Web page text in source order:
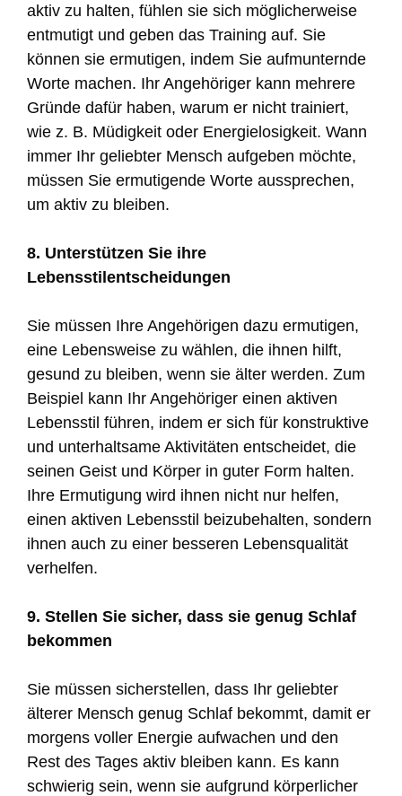
aktiv zu halten, fühlen sie sich möglicherweise
entmutigt und geben das Training auf. Sie
können sie ermutigen, indem Sie aufmunternde
Worte machen. Ihr Angehöriger kann mehrere
Gründe dafür haben, warum er nicht trainiert,
wie z. B. Müdigkeit oder Energielosigkeit. Wann
immer Ihr geliebter Mensch aufgeben möchte,
müssen Sie ermutigende Worte aussprechen,
um aktiv zu bleiben.
8. Unterstützen Sie ihre
Lebensstilentscheidungen
Sie müssen Ihre Angehörigen dazu ermutigen,
eine Lebensweise zu wählen, die ihnen hilft,
gesund zu bleiben, wenn sie älter werden. Zum
Beispiel kann Ihr Angehöriger einen aktiven
Lebensstil führen, indem er sich für konstruktive
und unterhaltsame Aktivitäten entscheidet, die
seinen Geist und Körper in guter Form halten.
Ihre Ermutigung wird ihnen nicht nur helfen,
einen aktiven Lebensstil beizubehalten, sondern
ihnen auch zu einer besseren Lebensqualität
verhelfen.
9. Stellen Sie sicher, dass sie genug Schlaf
bekommen
Sie müssen sicherstellen, dass Ihr geliebter
älterer Mensch genug Schlaf bekommt, damit er
morgens voller Energie aufwachen und den
Rest des Tages aktiv bleiben kann. Es kann
schwierig sein, wenn sie aufgrund körperlicher